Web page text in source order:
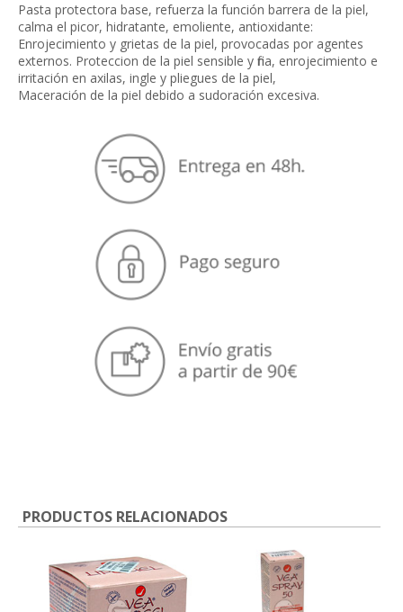
Pasta protectora base, refuerza la función barrera de la piel,
calma el picor, hidratante, emoliente, antioxidante:
Enrojecimiento y grietas de la piel, provocadas por agentes
externos. Proteccion de la piel sensible y fina, enrojecimiento e
irritación en axilas, ingle y pliegues de la piel,
Maceración de la piel debido a sudoración excesiva.
PRODUCTOS RELACIONADOS